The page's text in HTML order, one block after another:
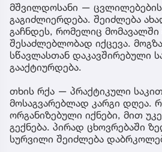
მშვილდოსანი —
გაგიძლიერდება. შეიძლება
გაჩნდეს, რომელიც მომავალში
შესაძლებლობად იქცევა.
სწავლასთან დაკავშირებული
გააქტიურდება.
თხის რქა — პრაქტიკული
მოსაგვარებლად კარგი დღეა.
ორგანიზებული იქნები, მით
გექნება. პირად ცხოვრებაში
სურვილი შეიძლება